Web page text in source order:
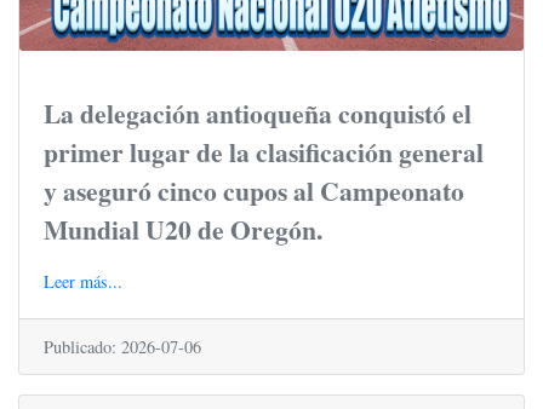
La delegación antioqueña conquistó el
primer lugar de la clasificación general
y aseguró cinco cupos al Campeonato
Mundial U20 de Oregón.
Leer más...
Publicado: 2026-07-06